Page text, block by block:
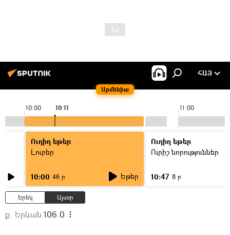
Արմենիա
ՀԱՅ
10:00 11:00
10:11
Ուղիղ եթեր
Լուրեր
10:00 46 ր Եթեր
Ուղիղ եթեր
Ուրիշ նորություններ
10:47 8 ր
Երեկ Այսօր
ք. Երևան 106.0